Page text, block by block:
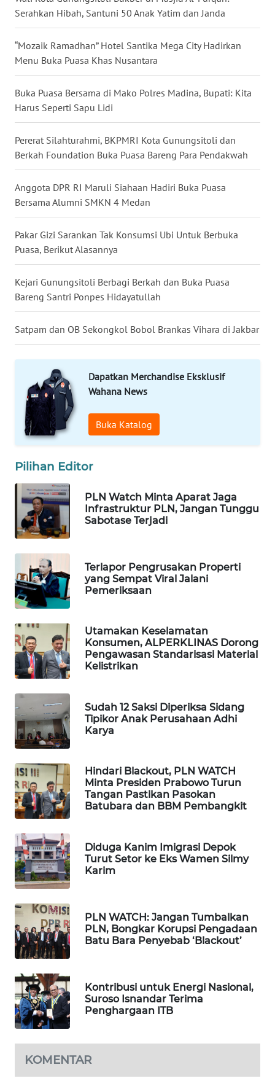
Serahkan Hibah, Santuni 50 Anak Yatim dan Janda
“Mozaik Ramadhan” Hotel Santika Mega City Hadirkan
Menu Buka Puasa Khas Nusantara
Buka Puasa Bersama di Mako Polres Madina, Bupati: Kita
Harus Seperti Sapu Lidi
Pererat Silahturahmi, BKPMRI Kota Gunungsitoli dan
Berkah Foundation Buka Puasa Bareng Para Pendakwah
Anggota DPR RI Maruli Siahaan Hadiri Buka Puasa
Bersama Alumni SMKN 4 Medan
Pakar Gizi Sarankan Tak Konsumsi Ubi Untuk Berbuka
Puasa, Berikut Alasannya
Kejari Gunungsitoli Berbagi Berkah dan Buka Puasa
Bareng Santri Ponpes Hidayatullah
Satpam dan OB Sekongkol Bobol Brankas Vihara di Jakbar
Dapatkan Merchandise Eksklusif
Wahana News
Buka Katalog
Pilihan Editor
PLN Watch Minta Aparat Jaga
Infrastruktur PLN, Jangan Tunggu
Sabotase Terjadi
Terlapor Pengrusakan Properti
yang Sempat Viral Jalani
Pemeriksaan
Utamakan Keselamatan
Konsumen, ALPERKLINAS Dorong
Pengawasan Standarisasi Material
Kelistrikan
Sudah 12 Saksi Diperiksa Sidang
Tipikor Anak Perusahaan Adhi
Karya
Hindari Blackout, PLN WATCH
Minta Presiden Prabowo Turun
Tangan Pastikan Pasokan
Batubara dan BBM Pembangkit
Diduga Kanim Imigrasi Depok
Turut Setor ke Eks Wamen Silmy
Karim
PLN WATCH: Jangan Tumbalkan
PLN, Bongkar Korupsi Pengadaan
Batu Bara Penyebab ‘Blackout’
Kontribusi untuk Energi Nasional,
Suroso Isnandar Terima
Penghargaan ITB
KOMENTAR
WN
MALUKU
WN
TOBA
NIAS
WN
LANGKAT
WN
TAPANULI
SELATAN
TANJUNG
LESUNG
WN
KARO
SIMALUNGUN
WN
LABUHANBATU
WN
TAPANULI
TENGAH
WN DELI
SERDANG
WN
TEBING
TINGGI
WN
PAKPAK
WN
KARAWANG
WN
BEKASI
WN
BOGOR
WN
DEPOK
WN
UTARA
WN
SAMOSIR
WN